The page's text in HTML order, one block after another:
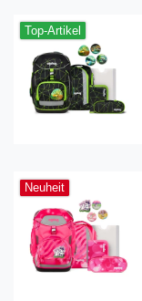
Top-Artikel
Neuheit